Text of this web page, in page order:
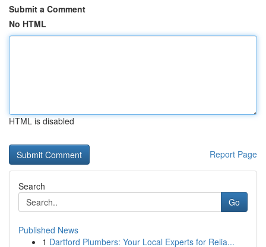
Submit a Comment
No HTML
HTML is disabled
Report Page
Search
Go
Published News
1 Dartford Plumbers: Your Local Experts for Relia...